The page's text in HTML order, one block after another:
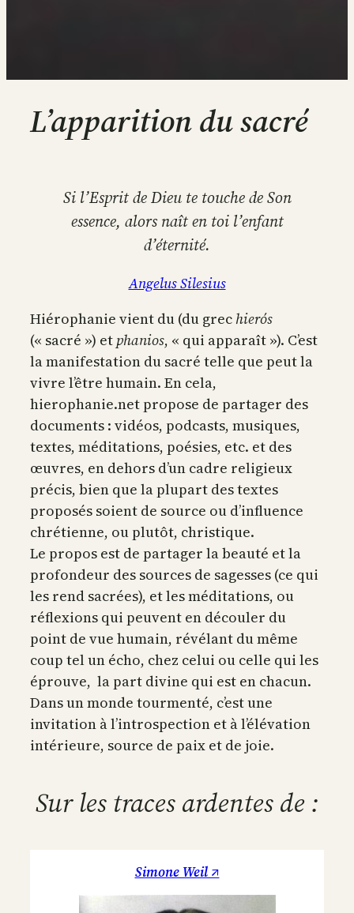
L’apparition du sacré
Si l’Esprit de Dieu te touche de Son
essence, alors naît en toi l’enfant
d’éternité.
Angelus Silesius
Hiérophanie vient du (du grec hierós
(« sacré ») et phanios, « qui apparaît »). C’est
la manifestation du sacré telle que peut la
vivre l’être humain. En cela,
hierophanie.net propose de partager des
documents : vidéos, podcasts, musiques,
textes, méditations, poésies, etc. et des
œuvres, en dehors d’un cadre religieux
précis, bien que la plupart des textes
proposés soient de source ou d’influence
chrétienne, ou plutôt, christique.
Le propos est de partager la beauté et la
profondeur des sources de sagesses (ce qui
les rend sacrées), et les méditations, ou
réflexions qui peuvent en découler du
point de vue humain, révélant du même
coup tel un écho, chez celui ou celle qui les
éprouve, la part divine qui est en chacun.
Dans un monde tourmenté, c’est une
invitation à l’introspection et à l’élévation
intérieure, source de paix et de joie.
Sur les traces ardentes de :
Simone Weil ↗